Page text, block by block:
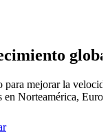
mejorar la
en Norteamérica,